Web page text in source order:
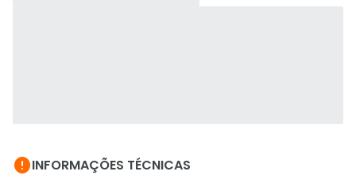
INFORMAÇÕES TÉCNICAS